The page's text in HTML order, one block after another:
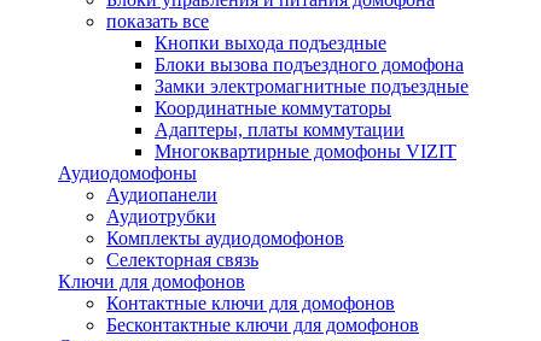
показать все
Кнопки выхода подъездные
Блоки вызова подъездного домофона
Замки электромагнитные подъездные
Координатные коммутаторы
Адаптеры, платы коммутации
Многоквартирные домофоны VIZIT
Аудиодомофоны
Аудиопанели
Аудиотрубки
Комплекты аудиодомофонов
Селекторная связь
Ключи для домофонов
Контактные ключи для домофонов
Бесконтактные ключи для домофонов